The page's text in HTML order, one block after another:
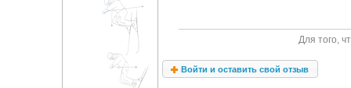
Для того,
Войти и оставить свой отзыв